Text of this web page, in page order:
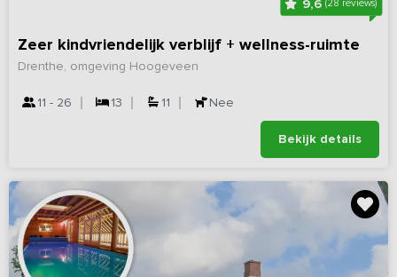
9,6 (28 reviews)
Zeer kindvriendelijk verblijf + wellness-ruimte
Drenthe, omgeving Hoogeveen
11 - 26 13 11 Nee
Bekijk details